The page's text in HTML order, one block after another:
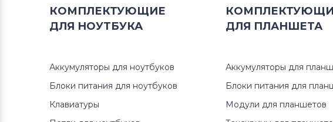
КОМПЛЕКТУЮЩИЕ
ДЛЯ НОУТБУКА
Аккумуляторы для ноутбуков
Блоки питания для ноутбуков
Клавиатуры
ДЛЯ ПЛАНШЕТА
Аккумуляторы для
Блоки питания для
Модули для планшетов